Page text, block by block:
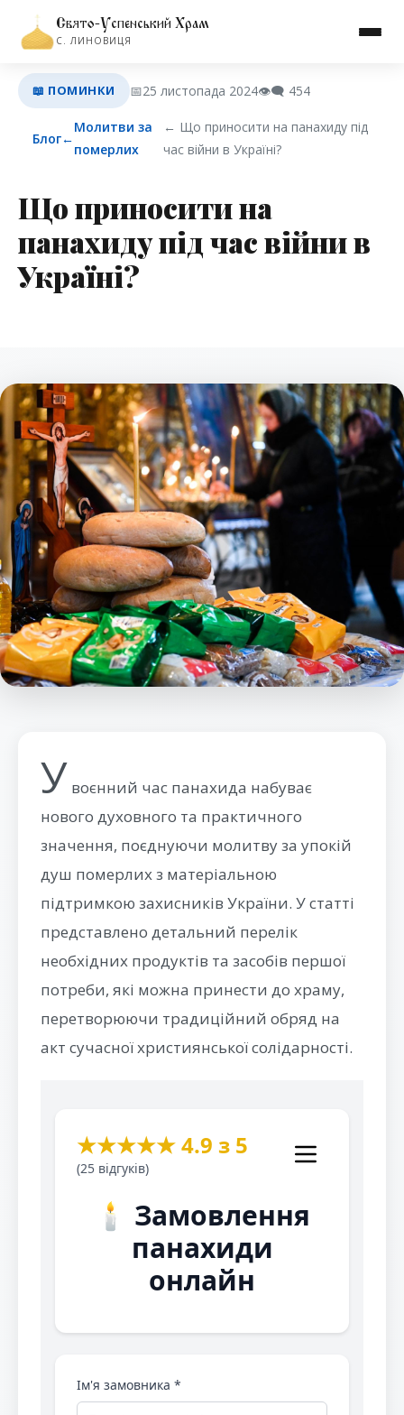
Свято-Успенський Храм
С. ЛИНОВИЦЯ
📖 ПОМИНКИ 📅25 листопада 2024👁️‍🗨️ 454
Блог←
Молитви за
померлих
← Що приносити на панахиду під
час війни в Україні?
Що приносити на
панахиду під час війни в
Україні?
У воєнний час панахида набуває
нового духовного та практичного
значення, поєднуючи молитву за упокій
душ померлих з матеріальною
підтримкою захисників України. У статті
представлено детальний перелік
необхідних продуктів та засобів першої
потреби, які можна принести до храму,
перетворюючи традиційний обряд на
акт сучасної християнської солідарності.